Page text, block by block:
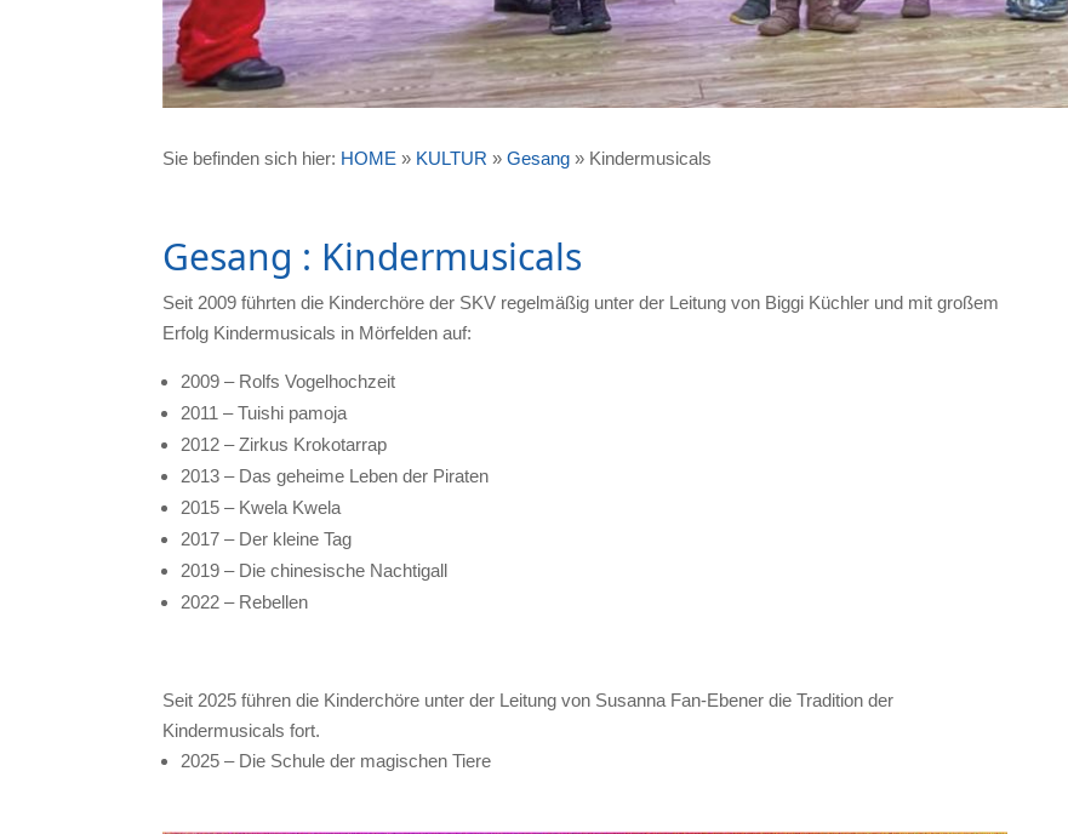
Sie befinden sich hier: HOME » KULTUR »Gesang » Kindermusicals
Gesang : Kindermusicals
Seit 2009 führten die Kinderchöre der SKV regelmäßig unter der Leitung von Biggi Küchler und mit großem
Erfolg Kindermusicals in Mörfelden auf:
2009 – Rolfs Vogelhochzeit
2011 – Tuishi pamoja
2012 – Zirkus Krokotarrap
2013 – Das geheime Leben der Piraten
2015 – Kwela Kwela
2017 – Der kleine Tag
2019 – Die chinesische Nachtigall
2022 – Rebellen
Seit 2025 führen die Kinderchöre unter der Leitung von Susanna Fan-Ebener die Tradition der
Kindermusicals fort.
2025 – Die Schule der magischen Tiere